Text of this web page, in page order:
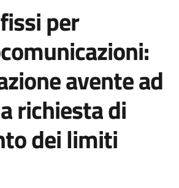
per
avente ad
richiesta di
dei limiti